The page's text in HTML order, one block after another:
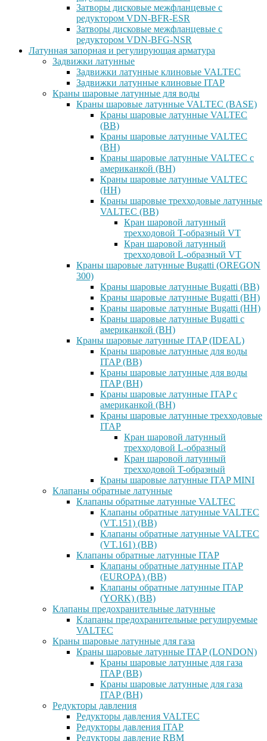
Затворы дисковые межфланцевые с
редуктором VDN-BFR-ESR
Затворы дисковые межфланцевые с
редуктором VDN-BFG-NSR
Латунная запорная и регулирующая арматура
Задвижки латунные
Задвижки латунные клиновые VALTEC
Задвижки латунные клиновые ITAP
Краны шаровые латунные для воды
Краны шаровые латунные VALTEC (BASE)
Краны шаровые латунные VALTEC
(ВВ)
Краны шаровые латунные VALTEC
(ВН)
Краны шаровые латунные VALTEC с
американкой (ВН)
Краны шаровые латунные VALTEC
(НН)
Краны шаровые трехходовые латунные
VALTEC (ВВ)
Кран шаровой латунный
трехходовой T-образный VT
Кран шаровой латунный
трехходовой L-образный VT
Краны шаровые латунные Bugatti (OREGON
300)
Краны шаровые латунные Bugatti (ВВ)
Краны шаровые латунные Bugatti (ВН)
Краны шаровые латунные Bugatti (НН)
Краны шаровые латунные Bugatti с
американкой (ВН)
Краны шаровые латунные ITAP (IDEAL)
Краны шаровые латунные для воды
ITAP (ВВ)
Краны шаровые латунные для воды
ITAP (ВН)
Краны шаровые латунные ITAP с
американкой (ВН)
Краны шаровые латунные трехходовые
ITAP
Кран шаровой латунный
трехходовой L-образный
Кран шаровой латунный
трехходовой T-образный
Краны шаровые латунные ITAP MINI
Клапаны обратные латунные
Клапаны обратные латунные VALTEC
Клапаны обратные латунные VALTEC
(VT.151) (ВВ)
Клапаны обратные латунные VALTEC
(VT.161) (ВВ)
Клапаны обратные латунные ITAP
Клапаны обратные латунные ITAP
(EUROPA) (ВВ)
Клапаны обратные латунные ITAP
(YORK) (ВВ)
Клапаны предохранительные латунные
Клапаны предохранительные регулируемые
VALTEC
Краны шаровые латунные для газа
Краны шаровые латунные ITAP (LONDON)
Краны шаровые латунные для газа
ITAP (ВВ)
Краны шаровые латунные для газа
ITAP (ВН)
Редукторы давления
Редукторы давления VALTEC
Редукторы давления ITAP
Редукторы давление RBM